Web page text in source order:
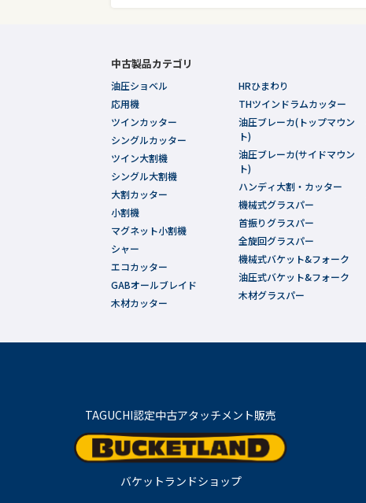
中古製品カテゴリ
油圧ショベル
応用機
ツインカッター
シングルカッター
ツイン大割機
シングル大割機
大割カッター
小割機
マグネット小割機
シャー
エコカッター
GABオールブレイド
木材カッター
HRひまわり
THツインドラムカッター
油圧ブレーカ(トップマウン
ト)
油圧ブレーカ(サイドマウン
ト)
ハンディ大割・カッター
機械式グラスパー
首振りグラスパー
全旋回グラスパー
機械式バケット&フォーク
油圧式バケット&フォーク
木材グラスパー
TAGUCHI認定中古アタッチメント販売
バケットランドショップ